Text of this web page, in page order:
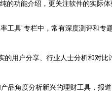
的功能介绍，更关注软件的实际体
工具”专栏中，常有深度测评和专
的用户分享、行业人士分析和对
品角度分析新兴的理财工具，报